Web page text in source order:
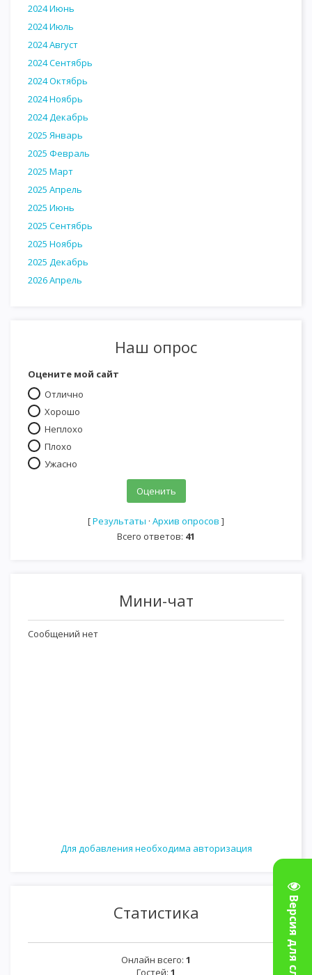
2024 Июнь
2024 Июль
2024 Август
2024 Сентябрь
2024 Октябрь
2024 Ноябрь
2024 Декабрь
2025 Январь
2025 Февраль
2025 Март
2025 Апрель
2025 Июнь
2025 Сентябрь
2025 Ноябрь
2025 Декабрь
2026 Апрель
Наш опрос
Оцените мой сайт
Отлично
Хорошо
Неплохо
Плохо
Ужасно
[Результаты · Архив опросов ]
Всего ответов: 41
Мини-чат
Для добавления необходима авторизация
Статистика
Онлайн всего: 1
Гостей: 1